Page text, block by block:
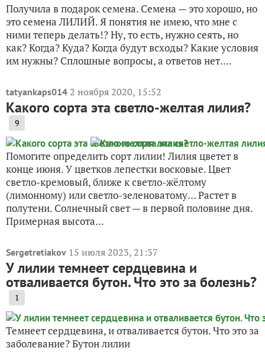
Получила в подарок семена. Семена — это хорошо, но
это семена ЛИЛИЙ. Я понятия не имею, что мне с
ними теперь делать!? Ну, то есть, нужно сеять, но
как? Когда? Куда? Когда будут всходы? Какие условия
им нужны? Сплошные вопросы, а ответов нет....
tatyankaps014 2 ноября 2020, 15:52
Какого сорта эта светло-желтая лилия?
9
Помогите определить сорт лилии! Лилия цветет в
конце июня. У цветков лепестки восковые. Цвет
светло-кремовый, ближе к светло-жёлтому
(лимонному) или светло-зеленоватому… Растет в
полутени. Солнечный свет — в первой половине дня.
Примерная высота...
Sergetretiakov 15 июля 2023, 21:37
У лилии темнеет сердцевина и
отваливается бутон. Что это за болезнь?
1
Темнеет сердцевина, и отваливается бутон. Что это за
заболевание? Бутон лилии